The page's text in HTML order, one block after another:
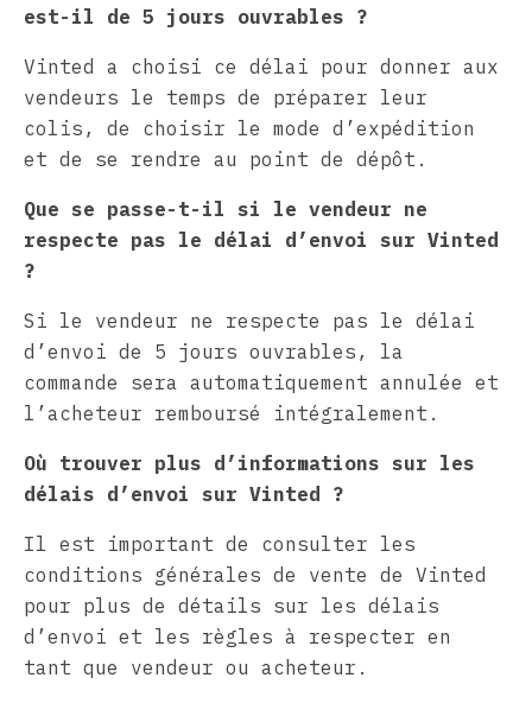
est-il de 5 jours ouvrables ?
Vinted a choisi ce délai pour donner aux
vendeurs le temps de préparer leur
colis, de choisir le mode d’expédition
et de se rendre au point de dépôt.
Que se passe-t-il si le vendeur ne
respecte pas le délai d’envoi sur Vinted
?
Si le vendeur ne respecte pas le délai
d’envoi de 5 jours ouvrables, la
commande sera automatiquement annulée et
l’acheteur remboursé intégralement.
Où trouver plus d’informations sur les
délais d’envoi sur Vinted ?
Il est important de consulter les
conditions générales de vente de Vinted
pour plus de détails sur les délais
d’envoi et les règles à respecter en
tant que vendeur ou acheteur.